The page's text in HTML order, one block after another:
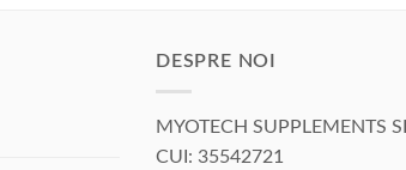
DESPRE NOI
MYOTECH SUPPLEMENTS
CUI: 35542721